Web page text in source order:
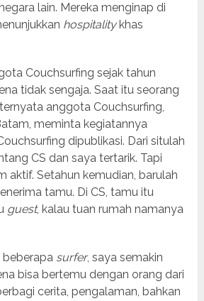
lain. Mereka menginap di
hospitalitykhas
Couchsurfing sejak tahun
tidak sengaja. Saat itu seorang
anggota Couchsurfing,
meminta kegiatannya
dipublikasi. Dari situlah
CS dan saya tertarik. Tapi
aktif. Setahun kemudian, barulah
tamu. Di CS, tamu itu
guest, kalau tuan rumah namanya
beberapa surfer, saya semakin
bisa bertemu dengan orang dari
cerita, pengalaman, bahkan